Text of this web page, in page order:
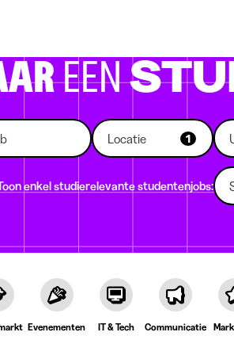
EEN
Locatie 1
enkel studierelevante studentenjobs:
Evenementen IT & Tech Communicatie